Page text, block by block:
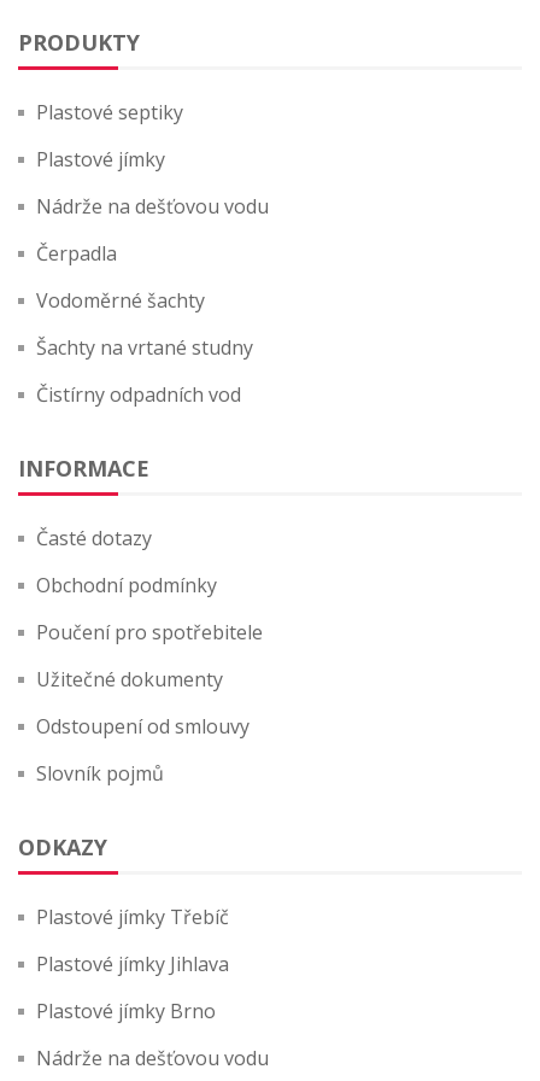
PRODUKTY
Plastové septiky
Plastové jímky
Nádrže na dešťovou vodu
Čerpadla
Vodoměrné šachty
Šachty na vrtané studny
Čistírny odpadních vod
INFORMACE
Časté dotazy
Obchodní podmínky
Poučení pro spotřebitele
Užitečné dokumenty
Odstoupení od smlouvy
Slovník pojmů
ODKAZY
Plastové jímky Třebíč
Plastové jímky Jihlava
Plastové jímky Brno
Nádrže na dešťovou vodu